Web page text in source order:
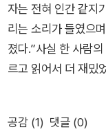
자는 전혀 인간 같지
리는 소리가 들였으며, 세상에 나오려고 안간힘을 쓰는 것이 느껴
졌다.”사실 한 사람
르고 읽어서 더 재밌
중성이 한 인간을 통
주 극단적으로 표현
공감 (1) 댓글 (0)